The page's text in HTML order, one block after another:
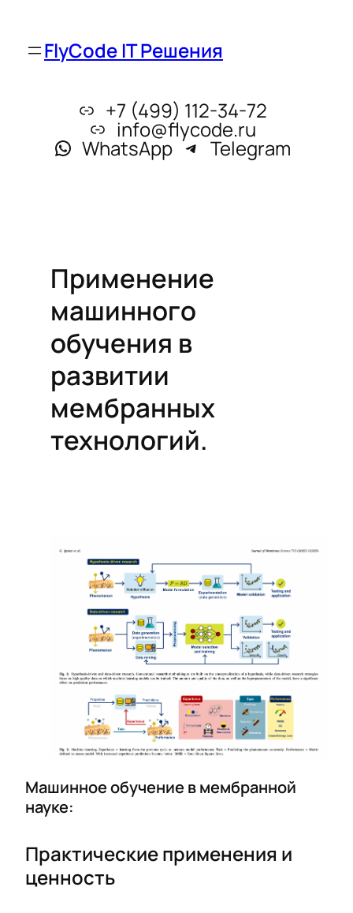
FlyCode IT Решения
+7 (499) 112-34-72
info@flycode.ru
WhatsApp Telegram
Применение
машинного
обучения в
развитии
мембранных
технологий.
Машинное обучение в мембранной
науке:
Практические применения и
ценность